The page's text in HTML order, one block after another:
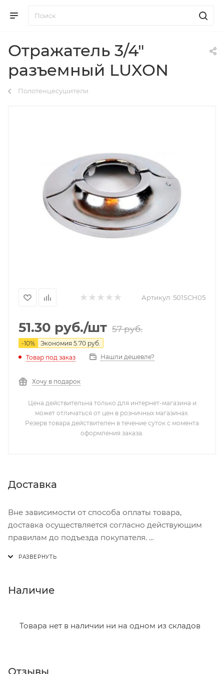
Отражатель 3/4"
разъемный LUXON
Полотенцесушители
Артикул: 501SCH05
51.30 руб./шт 57руб.
-10% Экономия 5.70 руб.
Товар под заказ
Нашли дешевле?
Хочу в подарок
Цена действительна только для интернет-магазина и
может отличаться от цен в розничных магазинах.
Резерв товара действителен в течение суток с момента
оформления заказа.
Доставка
Вне зависимости от способа оплаты товара,
доставка осуществляется согласно действующим
правилам до подъезда покупателя.
В субботу с 8:00 до 15:00
- зоны доставки;
Наличие
Товара нет в наличии ни на одном из складов
Отзывы